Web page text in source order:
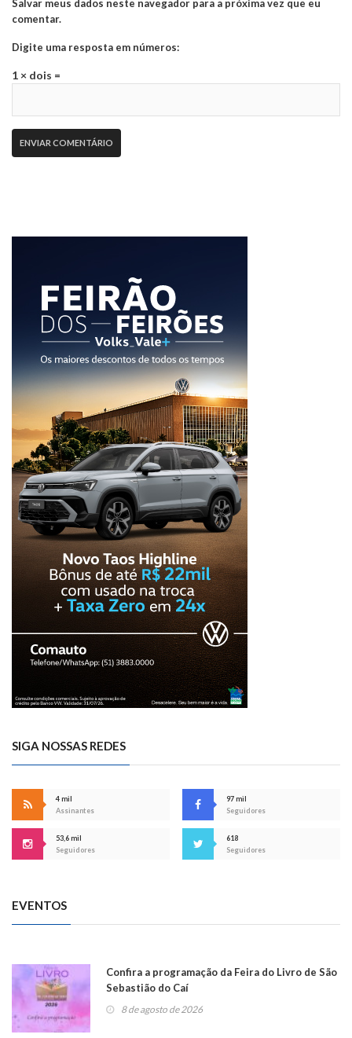
Salvar meus dados neste navegador para a próxima vez que eu
comentar.
Digite uma resposta em números:
1 × dois =
SIGA NOSSAS REDES
4 mil
Assinantes
97 mil
Seguidores
53,6 mil
Seguidores
618
Seguidores
EVENTOS
Confira a programação da Feira do Livro de São
Sebastião do Caí
8 de agosto de 2026